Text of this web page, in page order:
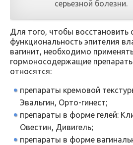
серьезной болезни.
Для того, чтобы восстановить
функциональность эпителия
вагинит, необходимо
гормоносодержащие
относятся:
препараты кремовой
Эвальгин, Орто-гинест;
препараты в форме гелей:
Овестин, Дивигель;
препараты в форме